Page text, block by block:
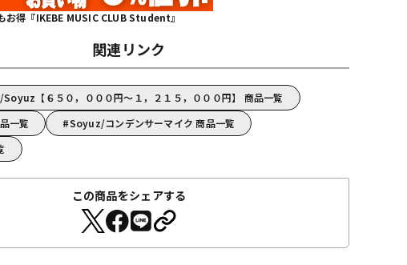
お得『IKEBE MUSIC CLUB Student』
関連リンク
Soyuz【６５０，０００円～１，２１５，０００円】 商品一覧
一覧
Soyuz/コンデンサーマイク 商品一覧
この商品をシェアする